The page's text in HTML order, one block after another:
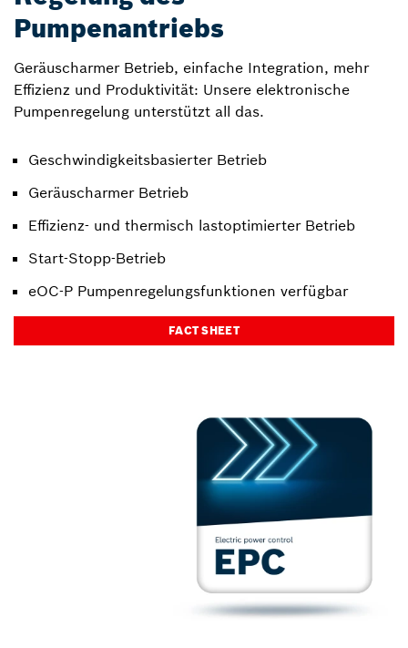
Pumpenantriebs
Geräuscharmer Betrieb, einfache Integration, mehr
Effizienz und Produktivität: Unsere elektronische
Pumpenregelung unterstützt all das.
Geschwindigkeitsbasierter Betrieb
Geräuscharmer Betrieb
Effizienz- und thermisch lastoptimierter Betrieb
Start-Stopp-Betrieb
eOC-P Pumpenregelungsfunktionen verfügbar
FACT SHEET